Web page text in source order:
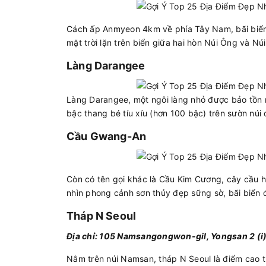
Cách ấp Anmyeon 4km về phía Tây Nam, bãi
mặt trời lặn trên biển giữa hai hòn Núi Ông và
Làng Darangee
Làng Darangee, một ngôi làng nhỏ được bảo
bậc thang bé tíu xíu (hơn 100 bậc) trên sườn
Cầu Gwang-An
Còn có tên gọi khác là Cầu Kim Cương, cây cầu
nhìn phong cảnh sơn thủy đẹp sững sờ, bãi
Tháp N Seoul
Địa chỉ: 105 Namsangongwon-gil, Yongsan 2
Nằm trên núi Namsan, tháp N Seoul là điểm